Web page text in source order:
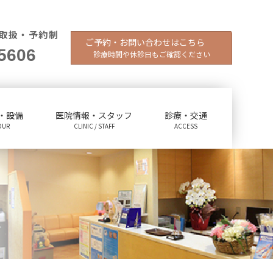
扱・予約制
ご予約・お問い合わせはこちら
診療時間や休診日もご確認ください
設備 医院情報・スタッフ
CLINIC / STAFF
診療・交通
ACCESS